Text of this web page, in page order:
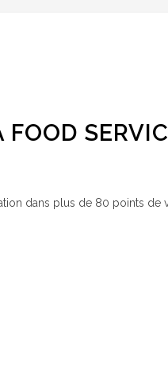
dans plus de 80 points de